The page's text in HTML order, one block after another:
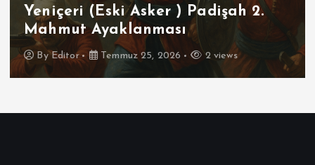
Yeniçeri (Eski Asker ) Padişah 2.
Mahmut Ayaklanması
ByEditor Temmuz 25, 2026 2 views